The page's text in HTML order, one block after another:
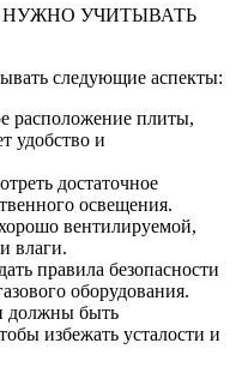
УЧИТЫВАТЬ
следующие аспекты:
расположение плиты,
удобство и
достаточное
освещения.
вентилируемой,
влаги.
правила безопасности
оборудования.
должны быть
избежать усталости и